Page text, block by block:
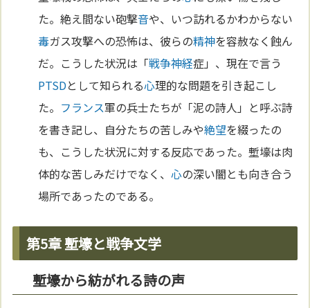
た。絶え間ない砲撃音や、いつ訪れるかわからない
毒ガス攻撃への恐怖は、彼らの精神を容赦なく蝕ん
だ。こうした状況は「戦争神経症」、現在で言う
PTSDとして知られる心理的な問題を引き起こし
た。 フランス軍の兵士たちが「泥の詩人」と呼ぶ詩
を書き記し、自分たちの苦しみや絶望を綴ったの
も、こうした状況に対する反応であった。塹壕は肉
体的な苦しみだけでなく、心の深い闇とも向き合う
場所であったのである。
第5章 塹壕と戦争文学
塹壕から紡がれる詩の声